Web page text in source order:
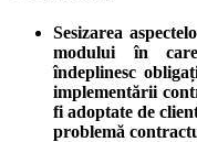
Sesizarea
modului în
îndeplinesc
implementării
fi adoptate de
problemă